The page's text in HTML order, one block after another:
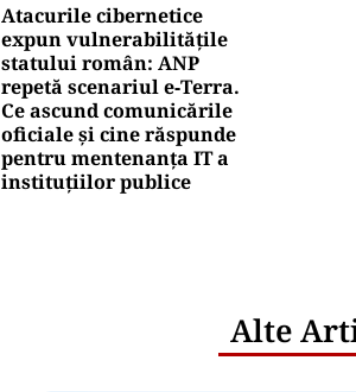
Atacurile cibernetice
expun vulnerabilitățile
statului român: ANP
repetă scenariul e‑Terra.
Ce ascund comunicările
oficiale și cine răspunde
pentru mentenanța IT a
instituțiilor publice
Alte